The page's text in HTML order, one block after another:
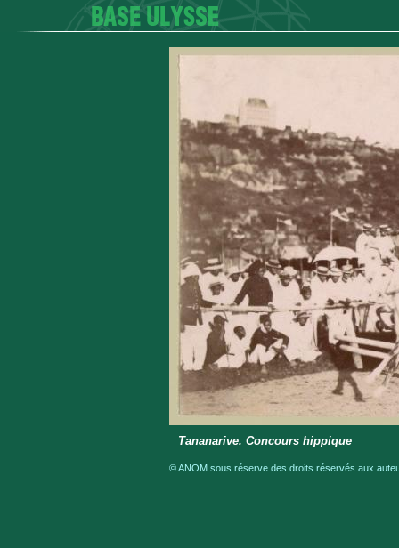
Tananarive. Concours hippique
© ANOM sous réserve des droits réservés aux